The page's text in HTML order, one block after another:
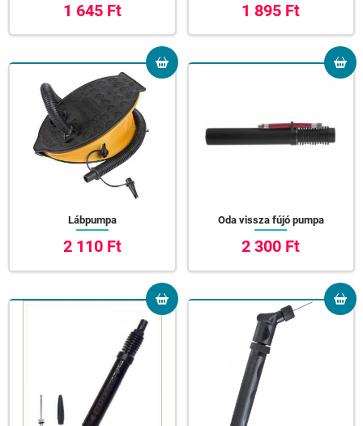
1 645 Ft 1 895 Ft
Lábpumpa
2 110 Ft
Oda vissza fújó pumpa
2 300 Ft